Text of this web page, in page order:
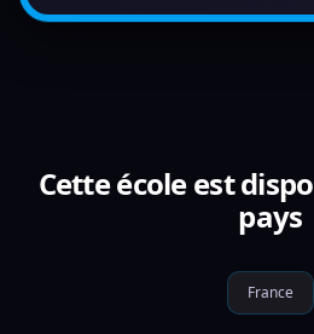
Cette école est
pays
France